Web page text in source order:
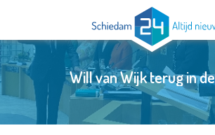
Will van Wijk terug in